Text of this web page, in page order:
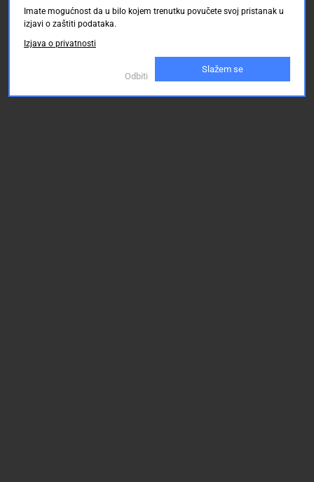
Imate mogućnost da u bilo kojem trenutku povučete svoj pristanak u
izjavi o zaštiti podataka.
Izjava o privatnosti
Odbiti
Slažem se